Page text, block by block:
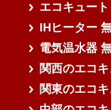
エコキュー
IHヒーター
電気温水器
関西のエコ
関東のエコ